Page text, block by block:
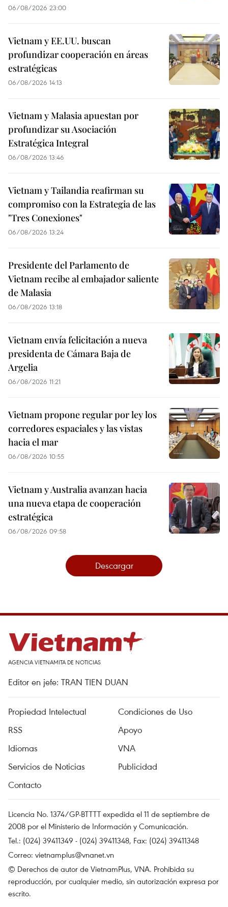
06/08/2026 23:00
Vietnam y EE.UU. buscan
profundizar cooperación en áreas
estratégicas
06/08/2026 14:13
Vietnam y Malasia apuestan por
profundizar su Asociación
Estratégica Integral
06/08/2026 13:46
Vietnam y Tailandia reafirman su
compromiso con la Estrategia de las
"Tres Conexiones"
06/08/2026 13:24
Presidente del Parlamento de
Vietnam recibe al embajador saliente
de Malasia
06/08/2026 13:18
Vietnam envía felicitación a nueva
presidenta de Cámara Baja de
Argelia
06/08/2026 11:21
Vietnam propone regular por ley los
corredores espaciales y las vistas
hacia el mar
06/08/2026 10:55
Vietnam y Australia avanzan hacia
una nueva etapa de cooperación
estratégica
06/08/2026 09:58
Descargar
AGENCIA VIETNAMITA DE NOTICIAS
Editor en jefe: TRAN TIEN DUAN
Propiedad Intelectual
Condiciones de Uso
RSS
Apoyo
Idiomas
VNA
Servicios de Noticias
Publicidad
Contacto
Licencia No. 1374/GP-BTTTT expedida el 11 de septiembre de
2008 por el Ministerio de Información y Comunicación.
Tel.: (024) 39411349 - (024) 39411348, Fax: (024) 39411348
Correo: vietnamplus@vnanet.vn
© Derechos de autor de VietnamPlus, VNA. Prohibida su
reproducción, por cualquier medio, sin autorización expresa por
escrito.